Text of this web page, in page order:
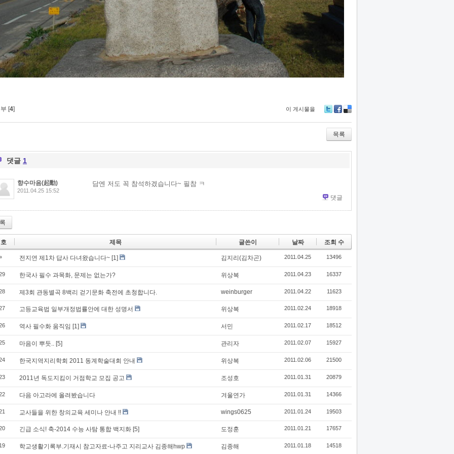
[4] 이 게시물을
bo
ok
ou
s
목록
댓글 1
향수마음(起勳)
2011.04.25 15:52
담엔 저도 꼭 참석하겠습니다~ 필참 ㅋ
댓글
제목 글쓴이 날짜 조회 수
전지연 제1차 답사 다녀왔습니다~ [1] 김지리(김차곤) 2011.04.25 13496
한국사 필수 과목화, 문제는 없는가? 위상복 2011.04.23 16337
제3회 관동별곡 8백리 걷기문화 축전에 초청합니다. weinburger 2011.04.22 11623
고등교육법 일부개정법률안에 대한 성명서 위상복 2011.02.24 18918
역사 필수화 움직임 [1] 서민 2011.02.17 18512
마음이 뿌듯.. [5] 관리자 2011.02.07 15927
한국지역지리학회 2011 동계학술대회 안내 위상복 2011.02.06 21500
2011년 독도지킴이 거점학교 모집 공고 조성호 2011.01.31 20879
다음 아고라에 올려봤습니다 겨울연가 2011.01.31 14366
교사들을 위한 창의교육 세미나 안내 !! wings0625 2011.01.24 19503
긴급 소식! 축-2014 수능 사탐 통합 백지화 [5] 도정훈 2011.01.21 17657
학교생활기록부.기재시 참고자료-나주고 지리교사 김종해hwp 김종해 2011.01.18 14518